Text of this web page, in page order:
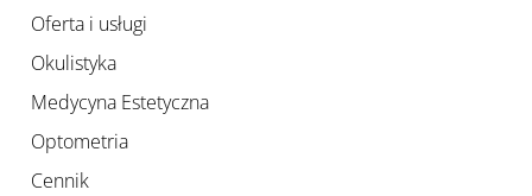
Oferta i usługi
Okulistyka
Medycyna Estetyczna
Optometria
Cennik